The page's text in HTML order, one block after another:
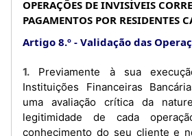
OPERAÇÕES DE INVISÍVEIS
PAGAMENTOS POR RESIDENTES
Artigo 8.º
Validação das
1. Previamente à sua execução ou registo, as
Instituições Financeiras
uma avaliação crítica da
legitimidade de cada
conhecimento do seu cliente e